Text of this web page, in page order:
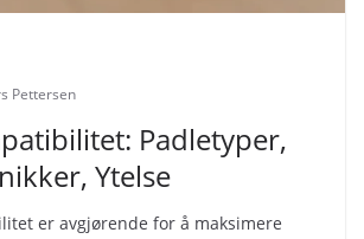
Pettersen
Padletyper,
Ytelse
er avgjørende for å maksimere